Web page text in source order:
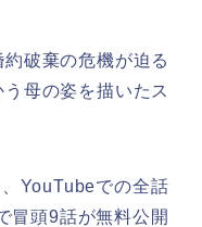
破棄の危機が迫る
母の姿を描いたス
YouTubeでの全話
冒頭9話が無料公開